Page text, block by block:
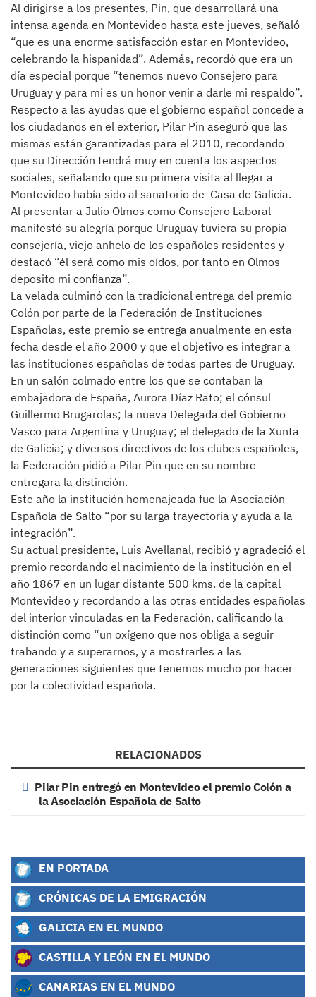
Al dirigirse a los presentes, Pin, que desarrollará una
intensa agenda en Montevideo hasta este jueves, señaló
“que es una enorme satisfacción estar en Montevideo,
celebrando la hispanidad”. Además, recordó que era un
día especial porque “tenemos nuevo Consejero para
Uruguay y para mi es un honor venir a darle mi respaldo”.
Respecto a las ayudas que el gobierno español concede a
los ciudadanos en el exterior, Pilar Pin aseguró que las
mismas están garantizadas para el 2010, recordando
que su Dirección tendrá muy en cuenta los aspectos
sociales, señalando que su primera visita al llegar a
Montevideo había sido al sanatorio de Casa de Galicia.
Al presentar a Julio Olmos como Consejero Laboral
manifestó su alegría porque Uruguay tuviera su propia
consejería, viejo anhelo de los españoles residentes y
destacó “él será como mis oídos, por tanto en Olmos
deposito mi confianza”.
La velada culminó con la tradicional entrega del premio
Colón por parte de la Federación de Instituciones
Españolas, este premio se entrega anualmente en esta
fecha desde el año 2000 y que el objetivo es integrar a
las instituciones españolas de todas partes de Uruguay.
En un salón colmado entre los que se contaban la
embajadora de España, Aurora Díaz Rato; el cónsul
Guillermo Brugarolas; la nueva Delegada del Gobierno
Vasco para Argentina y Uruguay; el delegado de la Xunta
de Galicia; y diversos directivos de los clubes españoles,
la Federación pidió a Pilar Pin que en su nombre
entregara la distinción.
Este año la institución homenajeada fue la Asociación
Española de Salto “por su larga trayectoria y ayuda a la
integración”.
Su actual presidente, Luis Avellanal, recibió y agradeció el
premio recordando el nacimiento de la institución en el
año 1867 en un lugar distante 500 kms. de la capital
Montevideo y recordando a las otras entidades españolas
del interior vinculadas en la Federación, calificando la
distinción como “un oxígeno que nos obliga a seguir
trabando y a superarnos, y a mostrarles a las
generaciones siguientes que tenemos mucho por hacer
por la colectividad española.
RELACIONADOS
Pilar Pin entregó en Montevideo el premio Colón a
la Asociación Española de Salto
EN PORTADA
CRÓNICAS DE LA EMIGRACIÓN
GALICIA EN EL MUNDO
CASTILLA Y LEÓN EN EL MUNDO
CANARIAS EN EL MUNDO